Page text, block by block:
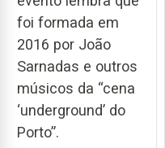
foi formada em
2016 por João
Sarnadas e outros
músicos da “cena
‘underground’ do
Porto”.